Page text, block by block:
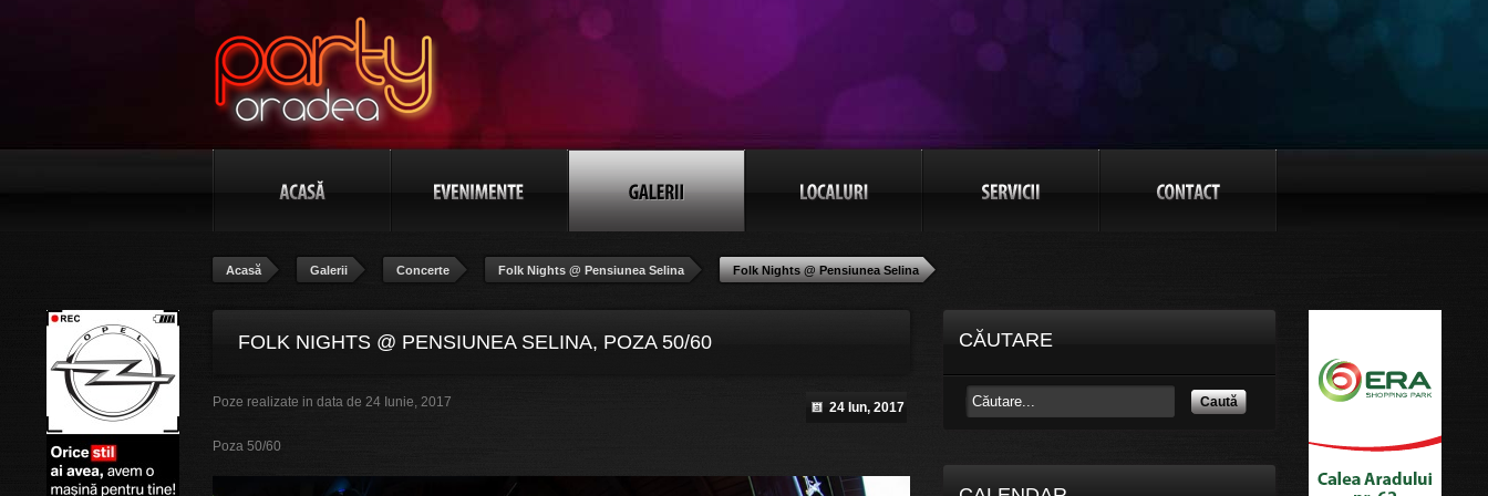
Acasă Galerii Concerte Folk Nights @ Pensiunea Selina Folk Nights @ Pensiunea Selina
FOLK NIGHTS @ PENSIUNEA SELINA, POZA 50/60
24 Iun, 2017
Poze realizate in data de 24 Iunie, 2017
Poza 50/60
CĂUTARE
Caută